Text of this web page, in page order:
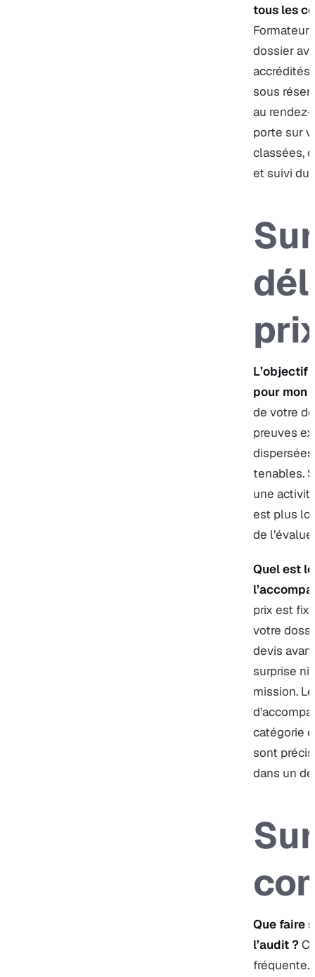
tous les
Formateur
dossier
accrédités
sous
au
porte sur
classées,
et suivi du
L’objectif
pour mon
de votre
preuves
tenables.
une
est plus
de
Quel est
prix est
votre
devis
surprise ni
mission.
catégorie
sont
dans un
Que faire
l’audit ?
fréquente.